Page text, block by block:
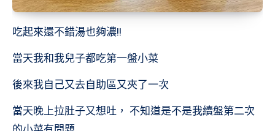
吃起來還不錯湯也夠濃!!
當天我和我兒子都吃第一盤小菜
後來我自己又去自助區又夾了一次
當天晚上拉肚子又想吐， 不知道是不是我續盤第二次